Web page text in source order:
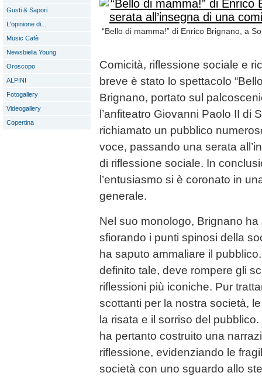
Gusti & Sapori
L'opinione di...
Music Cafè
Newsbiella Young
Oroscopo
ALPINI
Fotogallery
Videogallery
Copertina
“Bello di mamma!” di Enrico Brignano, a
Comicità, riflessione sociale e
breve è stato lo spettacolo
Brignano, portato sul
l’anfiteatro Giovanni Paolo II di
richiamato un pubblico
voce, passando una serata
di riflessione sociale. In
l’entusiasmo si è coronato in
generale.
Nel suo monologo, Brignano
sfiorando i punti spinosi della
ha saputo ammaliare il
definito tale, deve rompere gli
riflessioni più iconiche. Pur
scottanti per la nostra società,
la risata e il sorriso del
ha pertanto costruito una
riflessione, evidenziando le
società con uno sguardo allo